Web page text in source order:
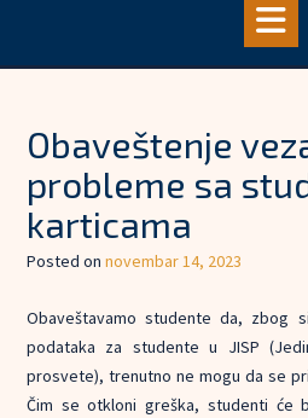
Obaveštenje
probleme sa
karticama
Posted on novembar 14, 2023
Obaveštavamo studente da, zbog
podataka za studente u JISP
prosvete), trenutno ne mogu da se
Čim se otkloni greška, studenti će